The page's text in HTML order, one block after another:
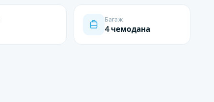
Багаж
4 чемодана